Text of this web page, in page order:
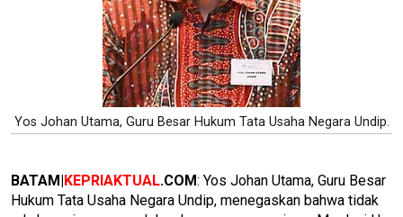
Yos Johan Utama, Guru Besar Hukum Tata Usaha Negara Undip.
BATAM|KEPRIAKTUAL.COM: Yos Johan Utama, Guru Besar
Hukum Tata Usaha Negara Undip, menegaskan bahwa tidak